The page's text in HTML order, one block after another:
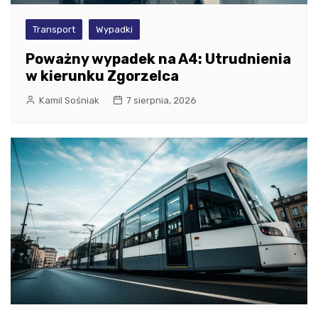
Transport Wypadki
Poważny wypadek na A4: Utrudnienia
w kierunku Zgorzelca
Kamil Sośniak 7 sierpnia, 2026